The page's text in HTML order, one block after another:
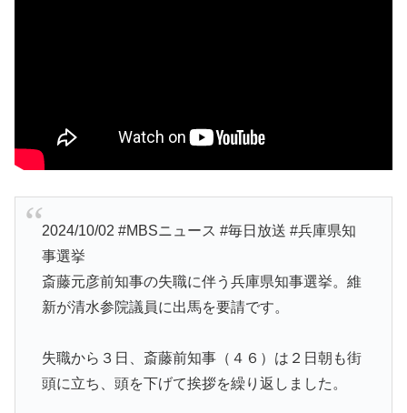
2024/10/02 #MBSニュース #毎日放送 #兵庫県知
事選挙
斎藤元彦前知事の失職に伴う兵庫県知事選挙。維
新が清水参院議員に出馬を要請です。
失職から３日、斎藤前知事（４６）は２日朝も街
頭に立ち、頭を下げて挨拶を繰り返しました。